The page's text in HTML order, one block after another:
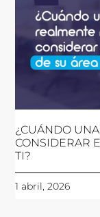
¿CUÁNDO
CONSIDERAR
TI?
1 abril, 2026